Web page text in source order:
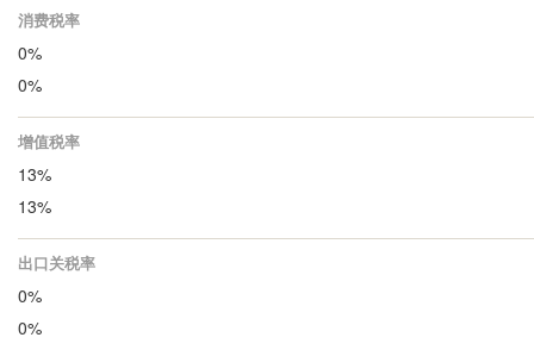
消费税率
0%
0%
增值税率
13%
13%
出口关税率
0%
0%